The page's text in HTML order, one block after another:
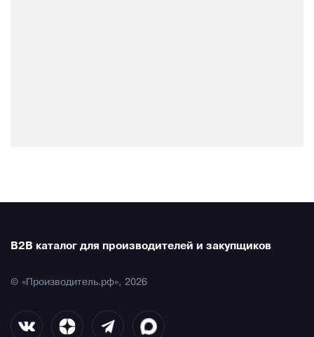
B2B каталог для производителей и закупщиков
© «Производитель.рф», 2026